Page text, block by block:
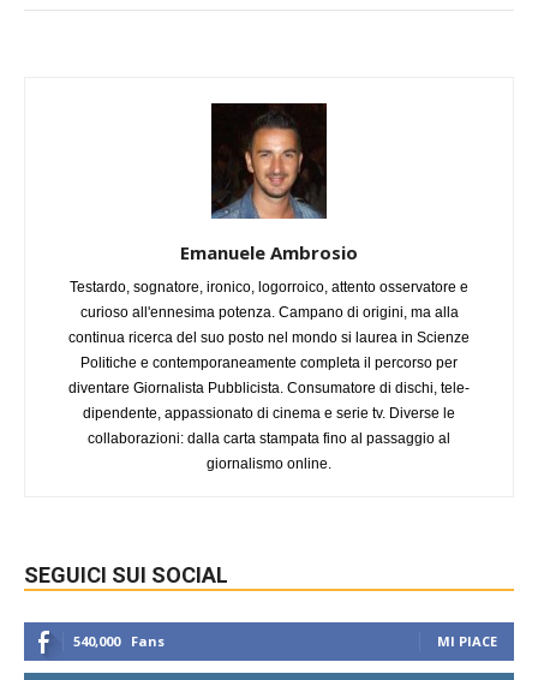
Emanuele Ambrosio
Testardo, sognatore, ironico, logorroico, attento osservatore e
curioso all'ennesima potenza. Campano di origini, ma alla
continua ricerca del suo posto nel mondo si laurea in Scienze
Politiche e contemporaneamente completa il percorso per
diventare Giornalista Pubblicista. Consumatore di dischi, tele-
dipendente, appassionato di cinema e serie tv. Diverse le
collaborazioni: dalla carta stampata fino al passaggio al
giornalismo online.
SEGUICI SUI SOCIAL
540,000 Fans MI PIACE